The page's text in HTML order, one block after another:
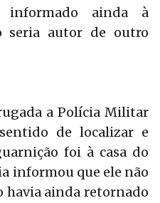
informado ainda à
seria autor de outro
a Polícia Militar
de localizar e
foi à casa do
informou que ele não
havia ainda retornado